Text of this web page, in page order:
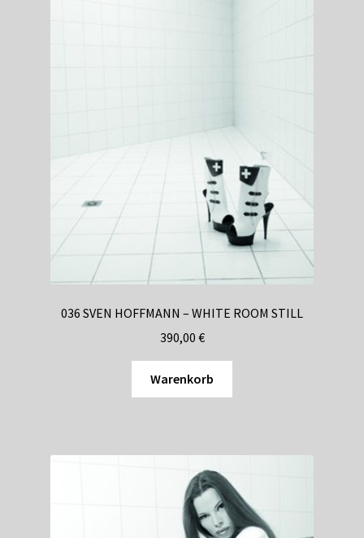
036 SVEN HOFFMANN – WHITE ROOM STILL
390,00 €
Warenkorb